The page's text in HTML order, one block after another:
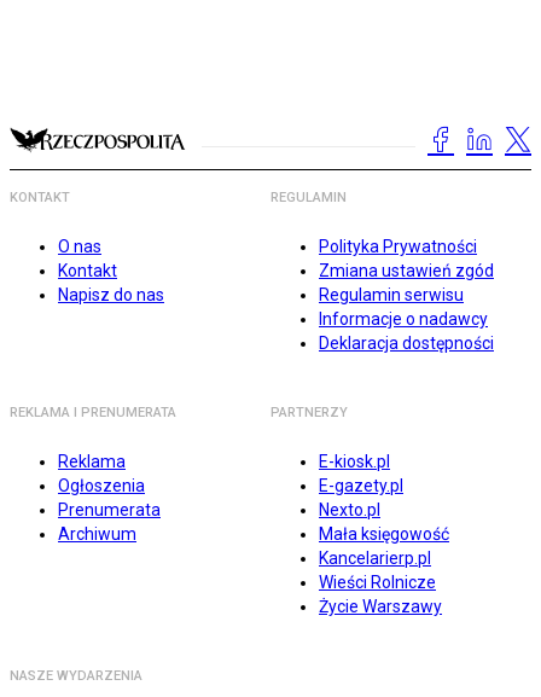
KONTAKT
O nas
Kontakt
Napisz do nas
REGULAMIN
Polityka Prywatności
Zmiana ustawień zgód
Regulamin serwisu
Informacje o nadawcy
Deklaracja dostępności
REKLAMA I PRENUMERATA
Reklama
Ogłoszenia
Prenumerata
Archiwum
PARTNERZY
E-kiosk.pl
E-gazety.pl
Nexto.pl
Mała księgowość
Kancelarierp.pl
Wieści Rolnicze
Życie Warszawy
NASZE WYDARZENIA